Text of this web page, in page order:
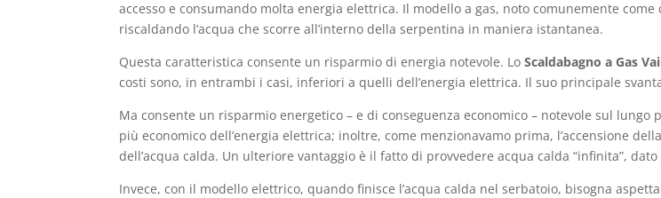
accesso e consumando molta energia elettrica. Il modello a gas, noto comunemente
riscaldando l’acqua che scorre all’interno della serpentina in maniera istantanea.
Questa caratteristica consente un risparmio di energia notevole. LoScaldabagno a Gas
costi sono, in entrambi i casi, inferiori a quelli dell’energia elettrica. Il suo principale
Ma consente un risparmio energetico – e di conseguenza economico – notevole sul
più economico dell’energia elettrica; inoltre, come menzionavamo prima, l’accensione
dell’acqua calda. Un ulteriore vantaggio è il fatto di provvedere acqua calda “infinita”,
Invece, con il modello elettrico, quando finisce l’acqua calda nel serbatoio, bisogna